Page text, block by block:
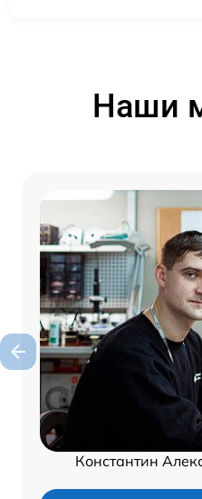
Наши
Константин